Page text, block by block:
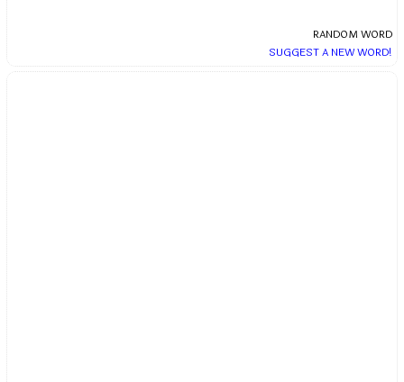
RANDOM WORD
SUGGEST A NEW WORD!